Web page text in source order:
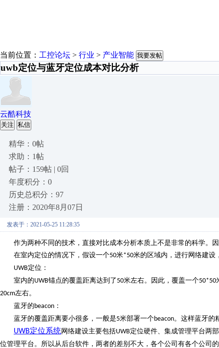
当前位置： 工控论坛 > 行业 > 产业智能 我要发帖
uwb定位与蓝牙定位成本对比分析
云酷科技
关注 私信
精华：0帖
求助：1帖
帖子：159帖 | 0回
年度积分：0
历史总积分：97
注册：2020年8月07日
发表于：2021-05-25 11:28:35
作为两种不同的技术，直接对比成本分析本质上不是非常的科学。
在室内定位的情况下，假设一个50米*50米的区域内，进行网络建设
UWB定位：
室内的UWB锚点的覆盖距离达到了 50米左右。因此，覆盖一个50*50
20cm左右。
蓝牙的beacon ：
蓝牙的覆盖距离要小很多，一般是5米部署一个beacon。这样蓝牙的
UWB定位系统网络建设主要包括UWB定位硬件、集成管理平台两
位管理平台。所以从后台软件，两者的差别不大，各个公司有各个公司